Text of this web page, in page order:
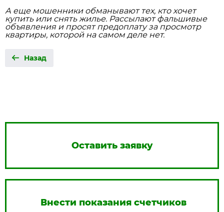
А еще мошенники обманывают тех, кто хочет
купить или снять жилье. Рассылают фальшивые
объявления и просят предоплату за просмотр
квартиры, которой на самом деле нет.
Назад
Оставить заявку
Внести показания счетчиков